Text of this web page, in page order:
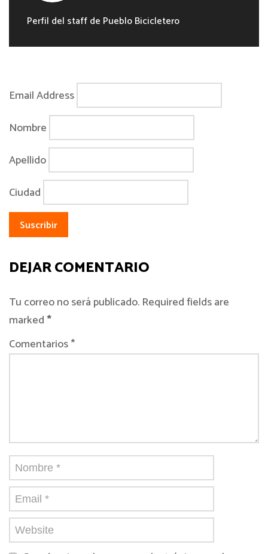
Perfil del staff de Pueblo Bicicletero
Email Address
Nombre
Apellido
Ciudad
DEJAR COMENTARIO
Tu correo no será publicado. Required fields are
marked*
Comentarios *